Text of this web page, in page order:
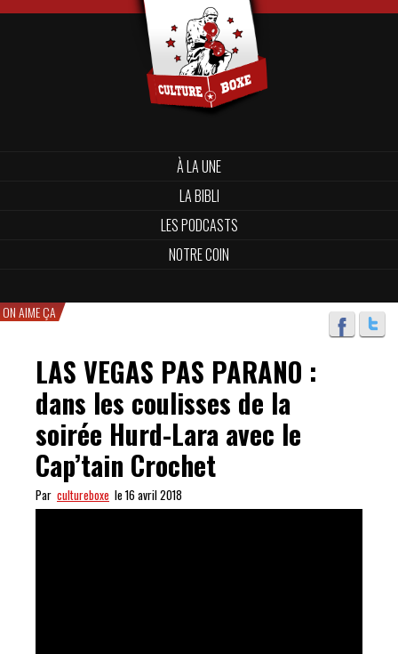
À LA UNE
LA BIBLI
LES PODCASTS
NOTRE COIN
ON AIME ÇA
LAS VEGAS PAS PARANO :
dans les coulisses de la
soirée Hurd-Lara avec le
Cap’tain Crochet
Par cultureboxe le 16 avril 2018